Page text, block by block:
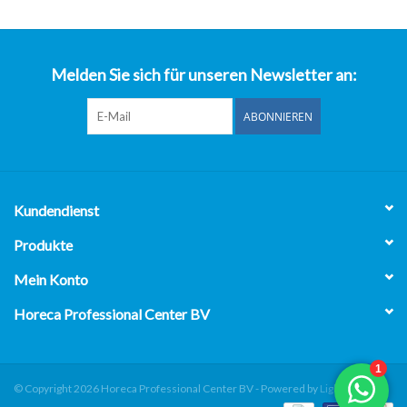
Melden Sie sich für unseren Newsletter an:
ABONNIEREN
Kundendienst
Produkte
Mein Konto
Horeca Professional Center BV
© Copyright 2026 Horeca Professional Center BV - Powered by Lightspeed